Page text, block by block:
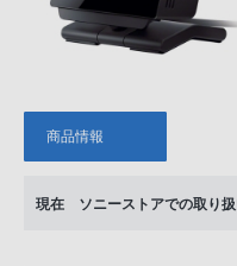
商品情報
現在 ソニーストアでの取り